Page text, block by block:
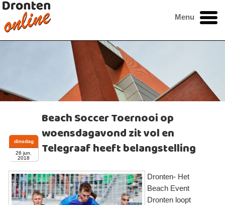
Menu
Beach Soccer Toernooi op
woensdagavond zit vol en
Telegraaf heeft belangstelling
dinsdag
26 jun.
2018
Dronten- Het
Beach Event
Dronten loopt